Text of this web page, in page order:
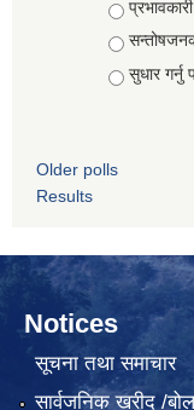
Choices
प्रभावकारी
सुधार गर्नु
Older polls
Results
Notices
सूचना तथा समाचार
सार्वजनिक खरीद /